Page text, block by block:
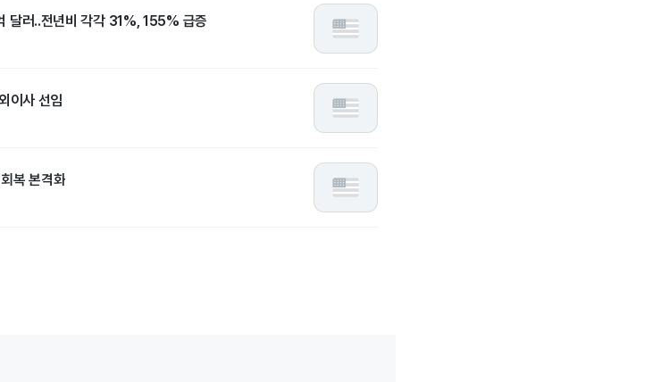
달러..전년비 각각 31%, 155% 급증
이사 선임
복 본격화